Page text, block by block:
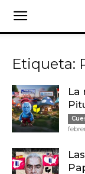
Etiqueta:
La